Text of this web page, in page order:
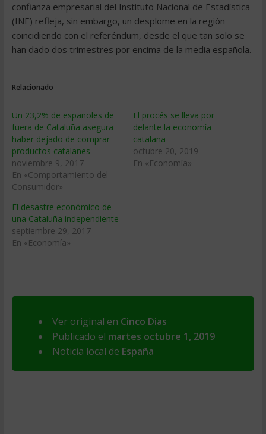
confianza empresarial del Instituto Nacional de Estadística
(INE) refleja, sin embargo, un desplome en la región
coincidiendo con el referéndum, desde el que tan solo se
han dado dos trimestres por encima de la media española.
Relacionado
Un 23,2% de españoles de
fuera de Cataluña asegura
haber dejado de comprar
productos catalanes
noviembre 9, 2017
En «Comportamiento del
Consumidor»
El procés se lleva por
delante la economía
catalana
octubre 20, 2019
En «Economía»
El desastre económico de
una Cataluña independiente
septiembre 29, 2017
En «Economía»
Ver original en Cinco Dias
Publicado el martes octubre 1, 2019
Noticia local de España